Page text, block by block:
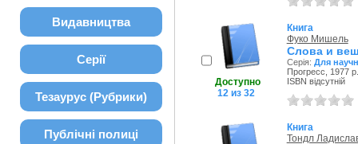
Видавництва
Серії
Тезаурус (Рубрики)
Публічні полиці
Доступно
12 из 32
Книга
Фуко Мишель
Слова и
Серія: Для
Прогресс, 1977 р.
ISBN відсутній
Книга
Тондл